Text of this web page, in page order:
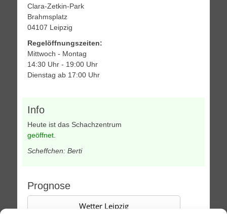
Clara-Zetkin-Park
Brahmsplatz
04107 Leipzig
Regelöffnungszeiten:
Mittwoch - Montag
14:30 Uhr - 19:00 Uhr
Dienstag ab 17:00 Uhr
Info
Heute ist das Schachzentrum
geöffnet
Scheffchen: Berti
Prognose
Wetter Leipzig